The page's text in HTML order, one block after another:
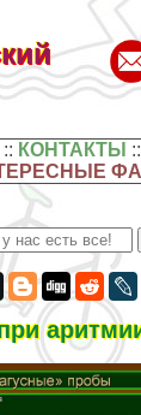
:: КОНТАКТЫ